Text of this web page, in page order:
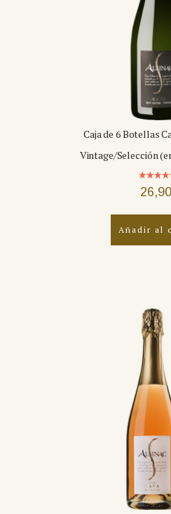
Caja de 6 Botellas
Vintage/Selección
con
de 5
26,90
Añadir al